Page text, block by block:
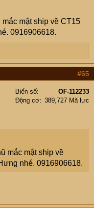
mật ship về CT15
0916906618.
#65
Biển số
OF-112233
Động cơ
389,727 Mã lực
mắc mật ship về
nhé. 0916906618.